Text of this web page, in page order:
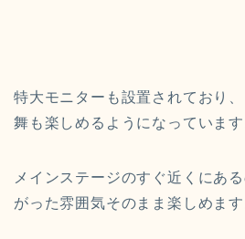
特大モニターも設置されており
舞も楽しめるようになっています
メインステージのすぐ近くにあ
がった雰囲気そのまま楽しめます